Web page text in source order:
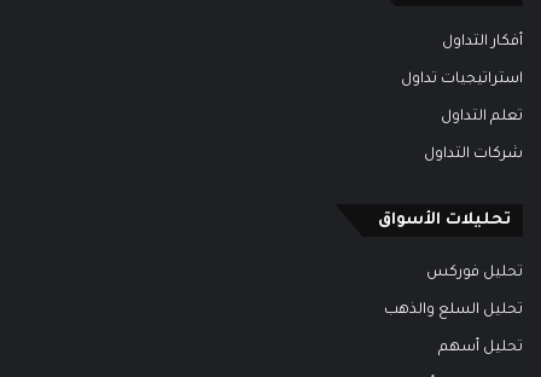
أفكار التداول
استراتيجيات تداول
تعلم التداول
شركات التداول
تحليلات الأسواق
تحليل فوركس
تحليل السلع والذهب
تحليل أسهم